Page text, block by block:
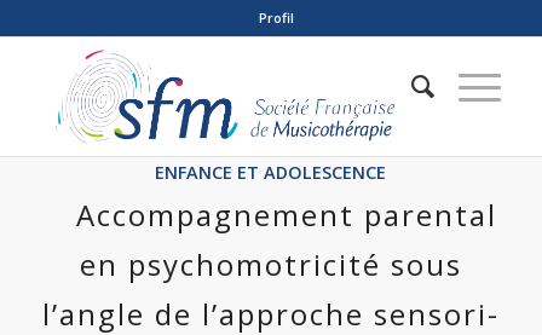
Profil
ENFANCE ET ADOLESCENCE
Accompagnement parental
en psychomotricité sous
l’angle de l’approche sensori-